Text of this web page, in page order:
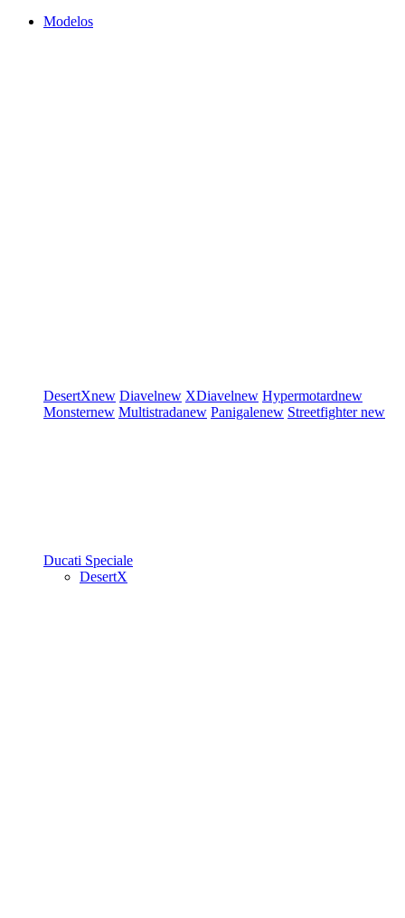
Modelos
DesertXnew Diavelnew XDiavelnew Hypermotardnew
Monsternew Multistradanew Panigalenew Streetfighternew
Ducati Speciale
DesertX